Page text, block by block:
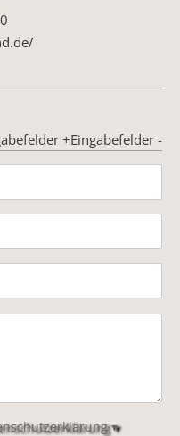
Eingabefelder -
+
▾